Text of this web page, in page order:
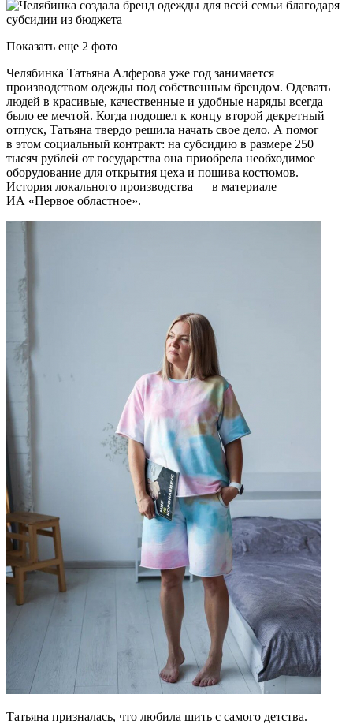
Показать еще 2 фото
Челябинка Татьяна Алферова уже год занимается
производством одежды под собственным брендом. Одевать
людей в красивые, качественные и удобные наряды всегда
было ее мечтой. Когда подошел к концу второй декретный
отпуск, Татьяна твердо решила начать свое дело. А помог
в этом социальный контракт: на субсидию в размере 250
тысяч рублей от государства она приобрела необходимое
оборудование для открытия цеха и пошива костюмов.
История локального производства — в материале
ИА «Первое областное».
Татьяна призналась, что любила шить с самого детства.